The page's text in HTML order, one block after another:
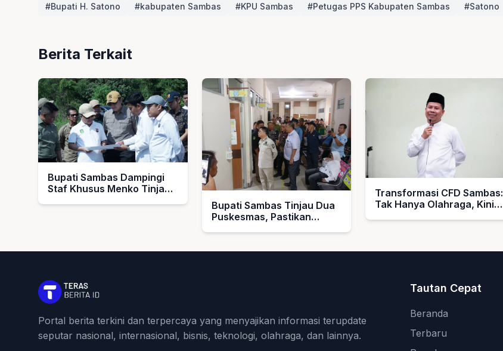
#Bupati H. Satono #kabupaten Sambas #KPU Sambas #Petugas PPS Kabupaten Sambas #Satono
Berita Terkait
Bupati Sambas Dampingi
Staf Khusus Menko Tinjau
Bupati Sambas Tinjau Dua
Puskesmas, Pastikan
Transformasi CFD Sambas:
Tak Hanya Olahraga, Kini
Portal berita terkini dan terpercaya yang menyajikan informasi terupdate
seputar nasional, internasional, bisnis, teknologi, olahraga, dan lainnya.
Tautan Cepat
Beranda
Terbaru